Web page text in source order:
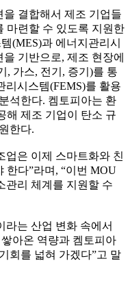
결합해서 제조 기업들
마련할 수 있도록 지원한
(MES)과 에너지관리시
기반으로, 제조 현장에
, 가스, 전기, 증기)를 통
리시스템(FEMS)를 활용
석한다. 켐토피아는 환
해 제조 기업이 탄소 규
한다.
업은 이제 스마트화와 친
한다”라며, “이번 MOU
관리 체계를 지원할 수
라는 산업 변화 속에서
아온 역량과 켐토피아
회를 넓혀 가겠다”고 말